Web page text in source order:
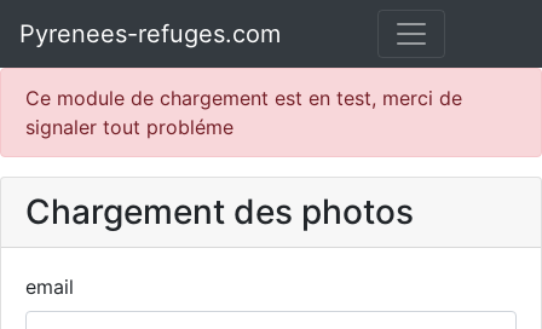
Pyrenees-refuges.com
Ce module de chargement est en test, merci de
signaler tout probléme
Chargement des photos
email